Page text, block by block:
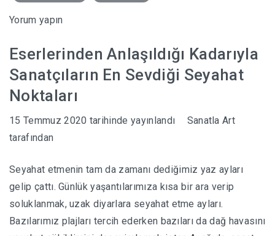
Yorum yapın
Eserlerinden Anlaşıldığı Kadarıyla
Sanatçıların En Sevdiği Seyahat
Noktaları
15 Temmuz 2020 tarihinde yayınlandı
Sanatla Art
tarafından
Seyahat etmenin tam da zamanı dediğimiz yaz ayları
gelip çattı. Günlük yaşantılarımıza kısa bir ara verip
soluklanmak, uzak diyarlara seyahat etme ayları.
Bazılarımız plajları tercih ederken bazıları da dağ havasını